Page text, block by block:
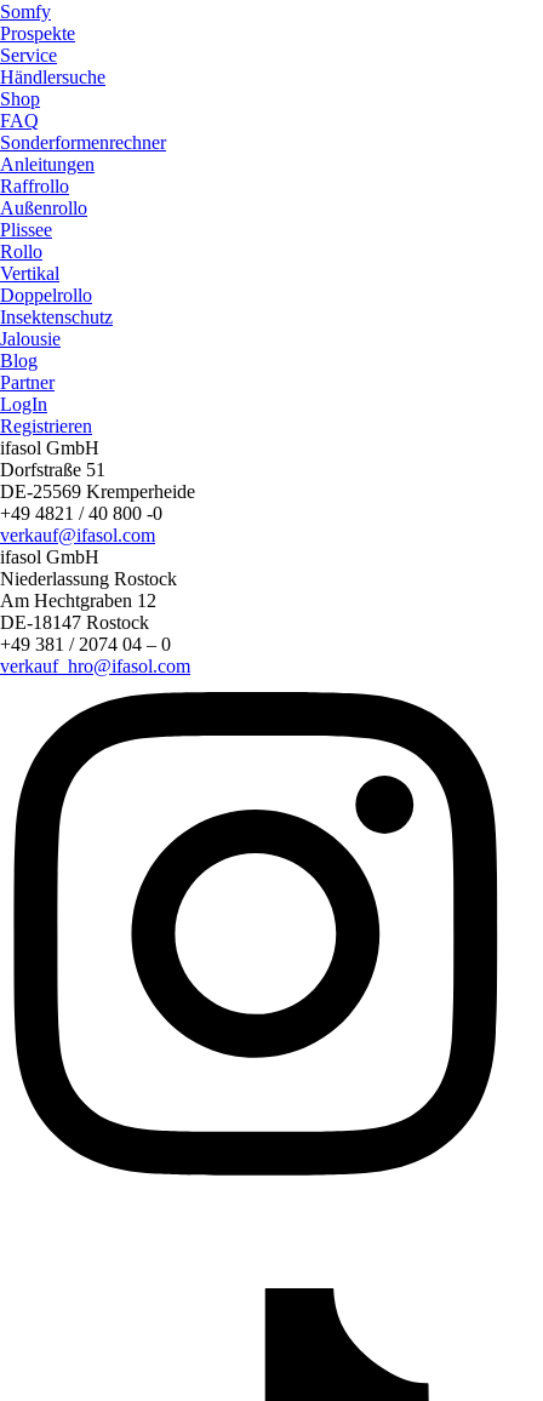
Somfy
Prospekte
Service
Händlersuche
Shop
FAQ
Sonderformenrechner
Anleitungen
Raffrollo
Außenrollo
Plissee
Rollo
Vertikal
Doppelrollo
Insektenschutz
Jalousie
Blog
Partner
LogIn
Registrieren
ifasol GmbH
Dorfstraße 51
DE-25569 Kremperheide
+49 4821 / 40 800 -0
verkauf@ifasol.com
ifasol GmbH
Niederlassung Rostock
Am Hechtgraben 12
DE-18147 Rostock
+49 381 / 2074 04 – 0
verkauf_hro@ifasol.com